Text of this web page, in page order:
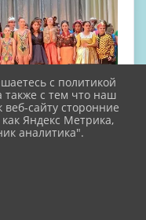
с политикой
также с тем что наш
сайту сторонние
Яндекс Метрика,
аналитика".